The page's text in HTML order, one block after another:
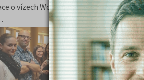
o vízech Work and holiday